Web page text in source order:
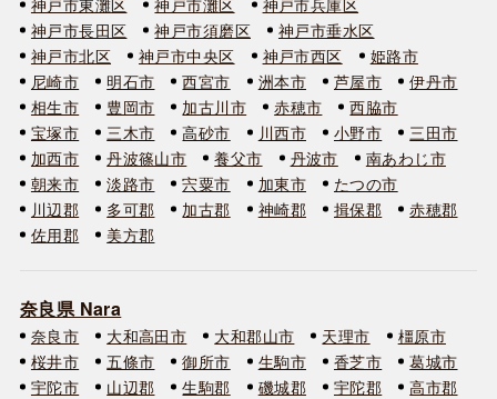
神戸市長田区
神戸市須磨区
神戸市垂水区
神戸市北区
神戸市中央区 神戸市西区
姫路市
尼崎市
明石市 西宮市 洲本市 芦屋市
伊丹市
相生市
豊岡市 加古川市 赤穂市
西脇市
宝塚市
三木市 高砂市 川西市 小野市
三田市
加西市
丹波篠山市 養父市 丹波市
南あわじ市
朝来市
淡路市 宍粟市 加東市
たつの市
川辺郡
多可郡 加古郡 神崎郡 揖保郡
赤穂郡
佐用郡
美方郡
奈良県 Nara
奈良市 大和高田市 大和郡山市 天理市
橿原市
桜井市
五條市 御所市 生駒市 香芝市
葛城市
宇陀市
山辺郡 生駒郡 磯城郡 宇陀郡
高市郡